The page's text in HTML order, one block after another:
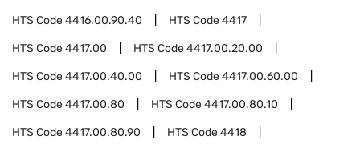
HTS Code4416.00.90.40 HTS Code4417
HTS Code4417.00 HTS Code4417.00.20.00
HTS Code4417.00.40.00 HTS Code4417.00.60.00
HTS Code4417.00.80 HTS Code4417.00.80.10
HTS Code4417.00.80.90 HTS Code4418